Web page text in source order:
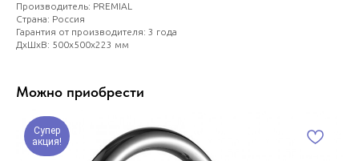
Производитель: PREMIAL
Страна: Россия
Гарантия от производителя: 3 года
ДxШxВ: 500x500x223 мм
Можно приобрести
Супер
акция!